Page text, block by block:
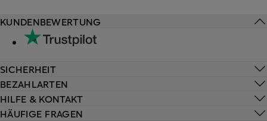
HILFE & KONTAKT
HÄUFIGE FRAGEN
KUNDENBEWERTUNG
SICHERHEIT
BEZAHLARTEN